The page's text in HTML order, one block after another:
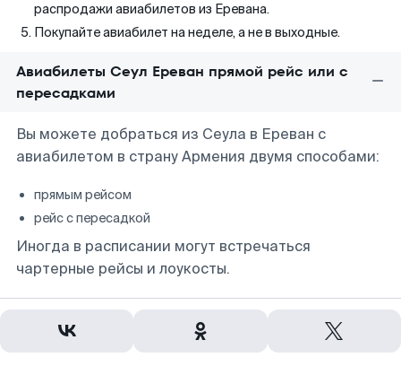
распродажи авиабилетов из Еревана.
Покупайте авиабилет на неделе, а не в выходные.
Авиабилеты Сеул Ереван прямой рейс или с
пересадками
Вы можете добраться из Сеула в Ереван с
авиабилетом в страну Армения двумя способами:
прямым рейсом
рейс с пересадкой
Иногда в расписании могут встречаться
чартерные рейсы и лоукосты.